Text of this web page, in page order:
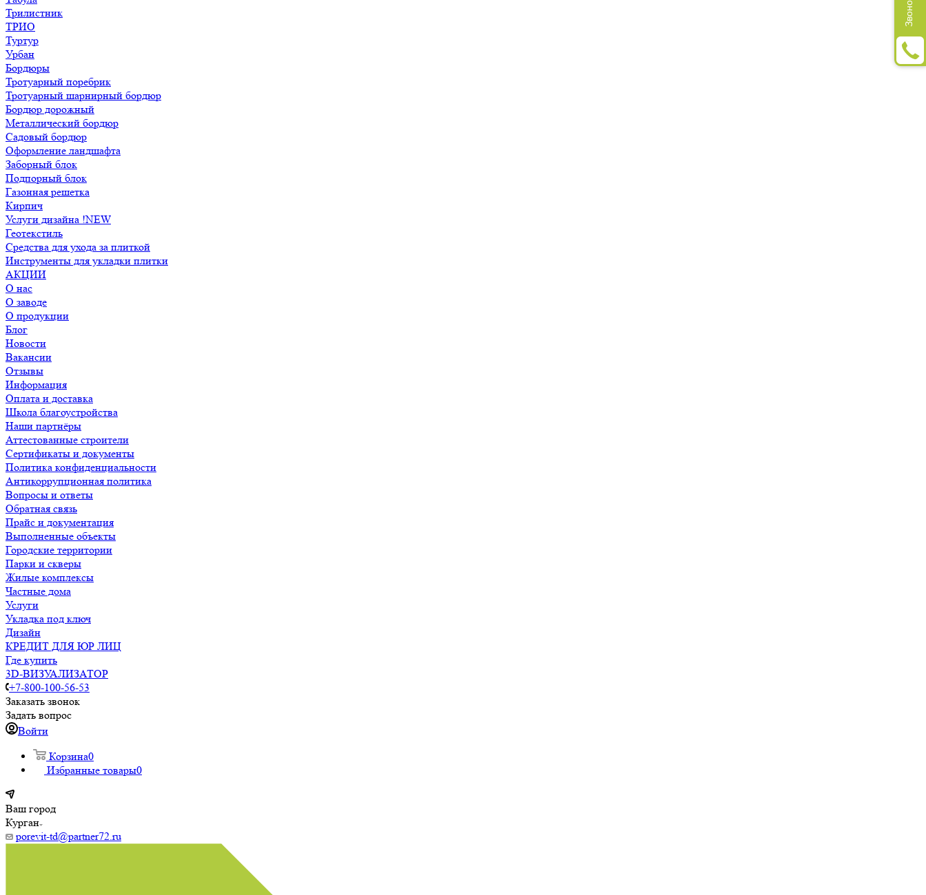
Трилистник
ТРИО
Туртур
Урбан
Бордюры
Тротуарный поребрик
Тротуарный шарнирный бордюр
Бордюр дорожный
Металлический бордюр
Садовый бордюр
Оформление ландшафта
Заборный блок
Подпорный блок
Газонная решетка
Кирпич
Услуги дизайна !NEW
Геотекстиль
Средства для ухода за плиткой
Инструменты для укладки плитки
АКЦИИ
О нас
О заводе
О продукции
Блог
Новости
Вакансии
Отзывы
Информация
Оплата и доставка
Школа благоустройства
Наши партнёры
Аттестованные строители
Сертификаты и документы
Политика конфиденциальности
Антикоррупционная политика
Вопросы и ответы
Обратная связь
Прайс и документация
Выполненные объекты
Городские территории
Парки и скверы
Жилые комплексы
Частные дома
Услуги
Укладка под ключ
Дизайн
КРЕДИТ ДЛЯ ЮР ЛИЦ
Где купить
3D-ВИЗУАЛИЗАТОР
+7-800-100-56-53
Заказать звонок
Задать вопрос
Войти
Корзина0
Избранные товары0
Ваш город
Курган
porevit-td@partner72.ru